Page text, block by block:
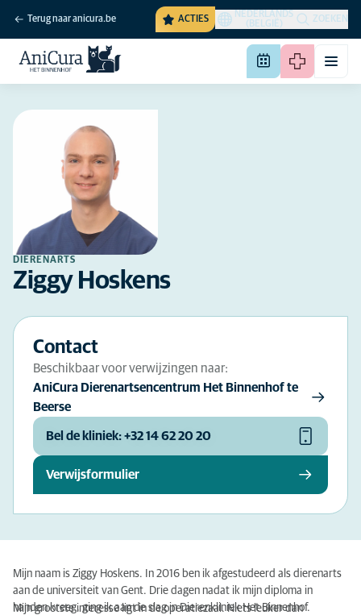
Terug naar anicura.be ACTIES
NEDERLANDS
(BELGIË)
ZOEKEN
DIERENARTS
Ziggy Hoskens
Contact
Beschikbaar voor verwijzingen naar:
AniCura Dierenartsencentrum Het Binnenhof te
Beerse
Bel de kliniek: +32 14 62 20 20
Verwijsformulier
Mijn naam is Ziggy Hoskens. In 2016 ben ik afgestudeerd als dierenarts
aan de universiteit van Gent. Drie dagen nadat ik mijn diploma in
handen kreeg, ging ik aan de slag in Dierenkliniek Het Binnenhof.
Mijn grootste interesse ligt in de operatiezaal. Niets leuker dan